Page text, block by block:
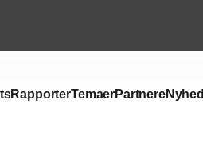
RapporterTemaerPartnere